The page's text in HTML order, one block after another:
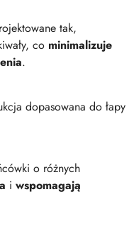
tak,
co minimalizuje
.
dopasowana do łapy
o różnych
i wspomagają